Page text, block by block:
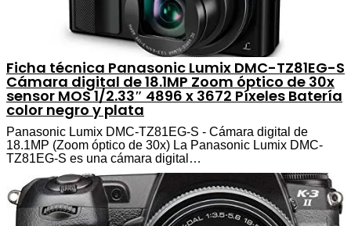
Ficha técnica Panasonic Lumix DMC-TZ81EG-S
Cámara digital de 18.1MP Zoom óptico de 30x
sensor MOS 1/2.33″ 4896 x 3672 Píxeles Batería
color negro y plata
Panasonic Lumix DMC-TZ81EG-S - Cámara digital de
18.1MP (Zoom óptico de 30x) La Panasonic Lumix DMC-
TZ81EG-S es una cámara digital…